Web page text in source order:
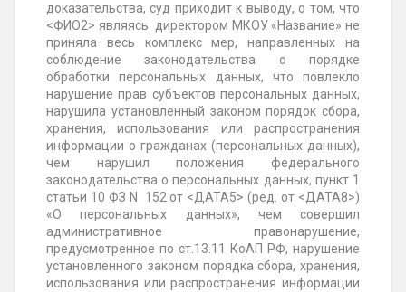
доказательства, суд приходит к выводу, о том, что
<ФИО2> являясь директором МКОУ «Название» не
приняла весь комплекс мер, направленных на
соблюдение законодательства о порядке
обработки персональных данных, что повлекло
нарушение прав субъектов персональных данных,
нарушила установленный законом порядок сбора,
хранения, использования или распространения
информации о гражданах (персональных данных),
чем нарушил положения федерального
законодательства о персональных данных, пункт 1
статьи 10 ФЗ N
152 от <ДАТА5> (ред. от <ДАТА8>)
«О персональных данных», чем совершил
административное правонарушение,
предусмотренное по ст.13.11 КоАП РФ, нарушение
установленного законом порядка сбора, хранения,
использования или распространения информации